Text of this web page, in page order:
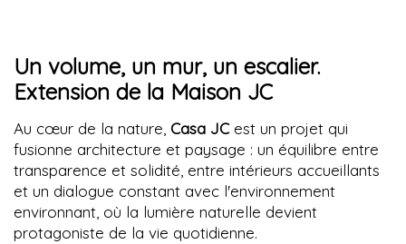
Un volume, un mur, un escalier.
Extension de la Maison JC
Au cœur de la nature, Casa JCest un projet qui
fusionne architecture et paysage : un équilibre entre
transparence et solidité, entre intérieurs accueillants
et un dialogue constant avec l'environnement
environnant, où la lumière naturelle devient
protagoniste de la vie quotidienne.